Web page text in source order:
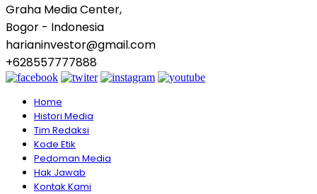
Graha Media Center,
Bogor - Indonesia
harianinvestor@gmail.com
+628557777888
Home
Histori Media
Tim Redaksi
Kode Etik
Pedoman Media
Hak Jawab
Kontak Kami